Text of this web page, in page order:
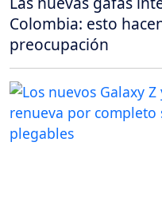
Colombia: esto
preocupación